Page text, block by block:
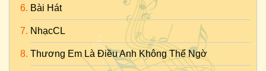
Bài Hát
NhạcCL
Thương Em Là Điều Anh Không Thể Ngờ